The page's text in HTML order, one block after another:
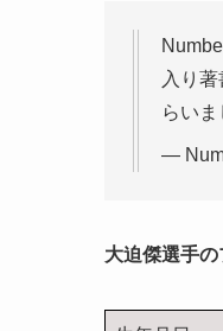
入り
らい
—
大迫傑選手の